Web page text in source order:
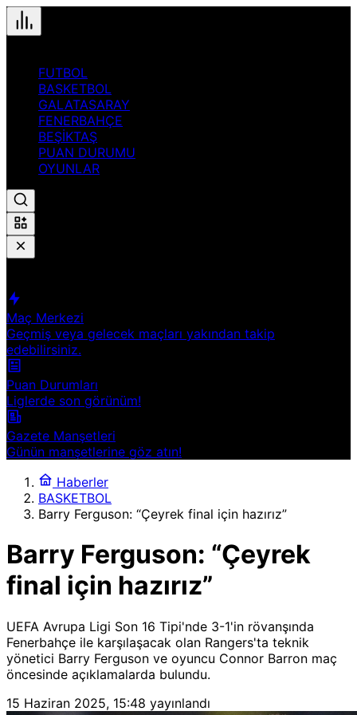
FUTBOL
BASKETBOL
GALATASARAY
FENERBAHÇE
BEŞİKTAŞ
PUAN DURUMU
OYUNLAR
Maç Merkezi
Geçmiş veya gelecek maçları yakından takip
edebilirsiniz.
Puan Durumları
Liglerde son görünüm!
Gazete Manşetleri
Günün manşetlerine göz atın!
Haberler
BASKETBOL
Barry Ferguson: “Çeyrek final için hazırız”
Barry Ferguson: “Çeyrek
final için hazırız”
UEFA Avrupa Ligi Son 16 Tipi'nde 3-1'in rövanşında
Fenerbahçe ile karşılaşacak olan Rangers'ta teknik
yönetici Barry Ferguson ve oyuncu Connor Barron maç
öncesinde açıklamalarda bulundu.
15 Haziran 2025, 15:48 yayınlandı